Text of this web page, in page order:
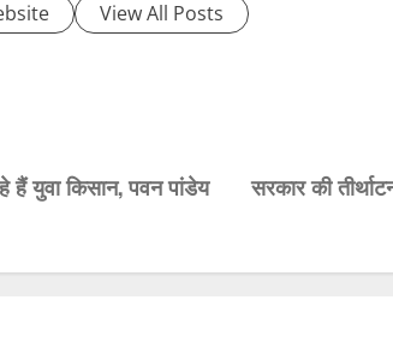
View All Posts
हैं युवा किसान, पवन पांडेय
सरकार की